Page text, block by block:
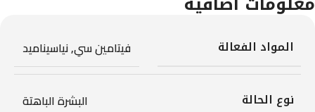
المواد الفعالة فيتامين سي,نياسيناميد
نوع الحالة البشرة الباهتة